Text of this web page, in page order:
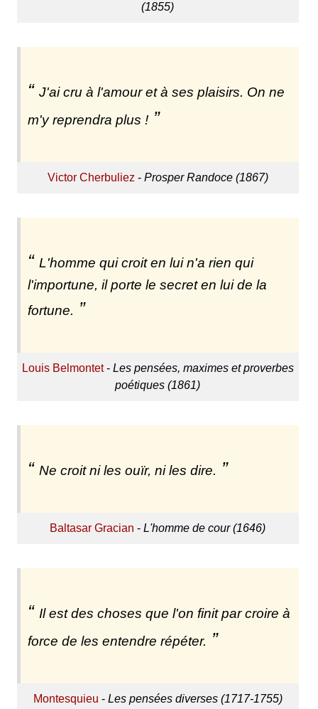
(1855)
J'ai cru à l'amour et à ses plaisirs. On ne
m'y reprendra plus !
Victor Cherbuliez - Prosper Randoce (1867)
L'homme qui croit en lui n'a rien qui
l'importune, il porte le secret en lui de la
fortune.
Louis Belmontet- Les pensées, maximes et proverbes
poétiques (1861)
Ne croit ni les ouïr, ni les dire.
Baltasar Gracian -L'homme de cour (1646)
Il est des choses que l'on finit par croire à
force de les entendre répéter.
Montesquieu - Les pensées diverses (1717-1755)